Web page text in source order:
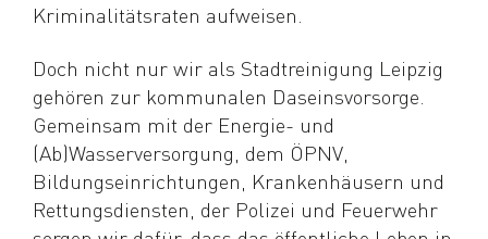
Kriminalitätsraten aufweisen.
Doch nicht nur wir als Stadtreinigung Leipzig
gehören zur kommunalen Daseinsvorsorge.
Gemeinsam mit der Energie- und
(Ab)Wasserversorgung, dem ÖPNV,
Bildungseinrichtungen, Krankenhäusern und
Rettungsdiensten, der Polizei und Feuerwehr